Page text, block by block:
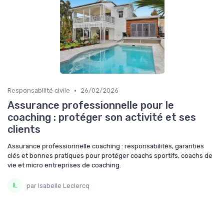
Responsabilité civile • 26/02/2026
Assurance professionnelle pour le
coaching : protéger son activité et ses
clients
Assurance professionnelle coaching : responsabilités, garanties
clés et bonnes pratiques pour protéger coachs sportifs, coachs de
vie et micro entreprises de coaching.
par Isabelle Leclercq